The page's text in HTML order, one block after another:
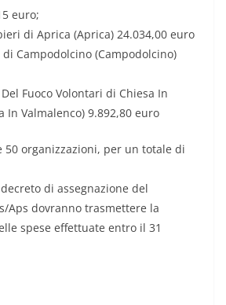
euro;
di Aprica (Aprica) 24.034,00 euro
Campodolcino (Campodolcino)
Fuoco Volontari di Chiesa In
In Valmalenco) 9.892,80 euro
50 organizzazioni, per un totale di
di assegnazione del
Aps dovranno trasmettere la
spese effettuate entro il 31